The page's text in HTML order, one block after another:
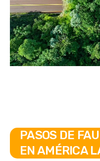
PASOS DE
EN AMÉRICA